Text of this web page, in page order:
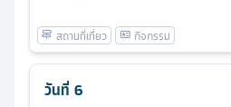
วันที่ 6